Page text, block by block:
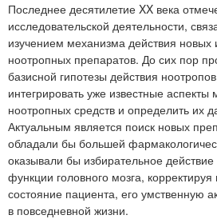
Последнее десятилетие XX века
исследовательской деятельности,
изучением механизма действия
ноотропных препаратов. До сих пор
базисной гипотезы действия
интегрировать уже известные аспекты
ноотропных средств и определить их
Актуальным является поиск новых
обладали бы большей
оказывали бы избирательное
функции головного мозга, корректируя
состояние пациента, его умственную
в повседневной жизни.